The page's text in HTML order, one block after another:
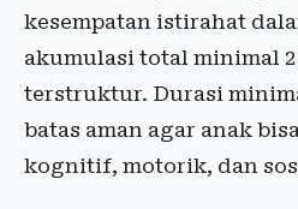
kesempatan istirahat
akumulasi total minimal
terstruktur. Durasi
batas aman agar anak
kognitif, motorik, dan